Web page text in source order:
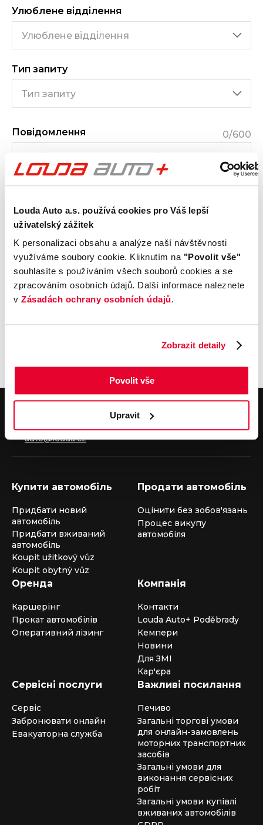
Louda Auto a.s. používá cookies pro Váš lepší
uživatelský zážitek
K personalizaci obsahu a analýze naší návštěvnosti
využíváme soubory cookie. Kliknutím na "Povolit vše"
souhlasíte s používáním všech souborů cookies a se
zpracováním osobních údajů. Další informace naleznete
v Zásadách ochrany osobních údajů.
Zobrazit detaily
Povolit vše
Upravit
Улюблене відділення
Тип запиту
Повідомлення 0/600
Я прочитав і був ознайомлений з торговими
умовами захисту персональних даних
(GDPR)
Я погоджуюсь на отриманнякомерційних
повідомлень
(наприклад, спеціальних
пропозицій щодо продуктів і послуг) на мою
Якщо у вас є запитання, зателефонуйте на нашу
цілодобову гарячу лінію+420 325 400 400
або надішліть нам електронного листа на
auto@louda.cz
Купити автомобіль
Придбати новий
автомобіль
Придбати вживаний
автомобіль
Koupit užitkový vůz
Koupit obytný vůz
Продати автомобіль
Оцінити без зобов'язань
Процес викупу
автомобіля
Оренда
Каршерінг
Прокат автомобілів
Оперативний лізинг
Компанія
Контакти
Louda Auto+ Poděbrady
Кемпери
Новини
Для ЗМІ
Кар'єра
Сервісні послуги
Сервіс
Забронювати онлайн
Евакуаторна служба
Важливі посилання
Печиво
Загальні торгові умови
для онлайн-замовлень
моторних транспортних
засобів
Загальні умови для
виконання сервісних
робіт
Загальні умови купівлі
вживаних автомобілів